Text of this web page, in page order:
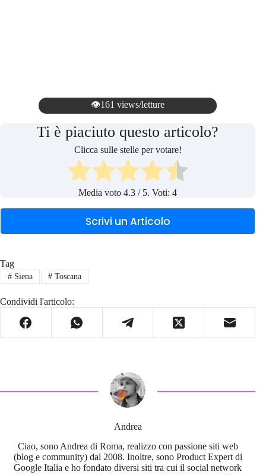
👁️161 views/letture
Ti è piaciuto questo articolo?
Clicca sulle stelle per votare!
Media voto4.3 / 5. Voti:4
Scrivi un Articolo
Tag
#Siena #Toscana
Condividi l'articolo:
Andrea
Ciao, sono Andrea di Roma, realizzo con passione siti web
(blog e community) dal 2008. Inoltre, sono Product Expert di
Google Italia e ho fondato diversi siti tra cui il social network